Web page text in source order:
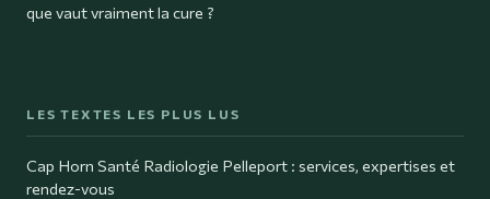
que vaut vraiment la cure ?
LES TEXTES LES PLUS LUS
Cap Horn Santé Radiologie Pelleport : services, expertises et
rendez-vous